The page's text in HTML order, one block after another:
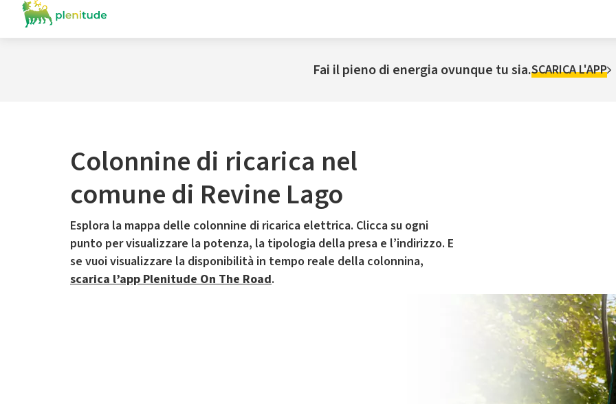
Fai il pieno di energia ovunque tu sia.SCARICA L'APP
Colonnine di ricarica nel
comune di Revine Lago
Esplora la mappa delle colonnine di ricarica elettrica. Clicca su ogni
punto per visualizzare la potenza, la tipologia della presa e l’indirizzo. E
se vuoi visualizzare la disponibilità in tempo reale della colonnina,
scarica l’app Plenitude On The Road.
Il servizio di mobilità elettrica è gestito da Plenitude On The Road